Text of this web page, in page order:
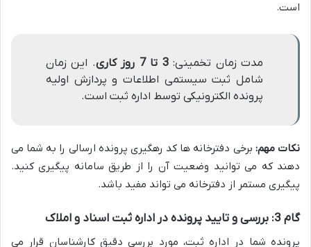
است.
مدت زمان تخمینی:3 تا 7 روز کاری
. این زمان
شامل ثبت سیستمی اطلاعات و پردازش اولیه
پرونده الکترونیکی توسط اداره ثبت است.
نکات مهم: برخی دفترخانه ها کد رهگیری پرونده ارسالی را به شما می
دهند که می توانید وضعیت آن را از طریق سامانه پیگیری کنید.
پیگیری مستمر از دفترخانه می تواند مفید باشد.
گام 3: بررسی و تایید پرونده در اداره ثبت اسناد و املاک
پرونده شما در اداره ثبت، مورد بررسی دقیق کارشناسان قرار می